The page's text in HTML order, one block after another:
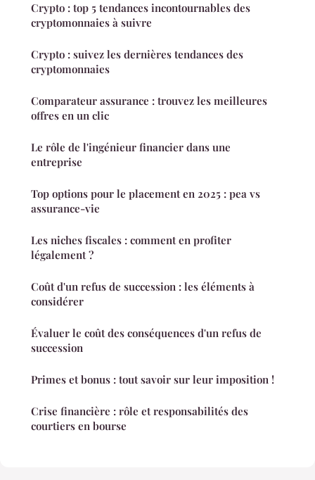
Crypto : top 5 tendances incontournables des
cryptomonnaies à suivre
Crypto : suivez les dernières tendances des
cryptomonnaies
Comparateur assurance : trouvez les meilleures
offres en un clic
Le rôle de l'ingénieur financier dans une
entreprise
Top options pour le placement en 2025 : pea vs
assurance-vie
Les niches fiscales : comment en profiter
légalement ?
Coût d'un refus de succession : les éléments à
considérer
Évaluer le coût des conséquences d'un refus de
succession
Primes et bonus : tout savoir sur leur imposition !
Crise financière : rôle et responsabilités des
courtiers en bourse